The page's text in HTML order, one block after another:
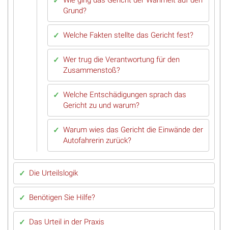
Grund?
Welche Fakten stellte das Gericht fest?
Wer trug die Verantwortung für den
Zusammenstoß?
Welche Entschädigungen sprach das
Gericht zu und warum?
Warum wies das Gericht die Einwände der
Autofahrerin zurück?
Die Urteilslogik
Benötigen Sie Hilfe?
Das Urteil in der Praxis